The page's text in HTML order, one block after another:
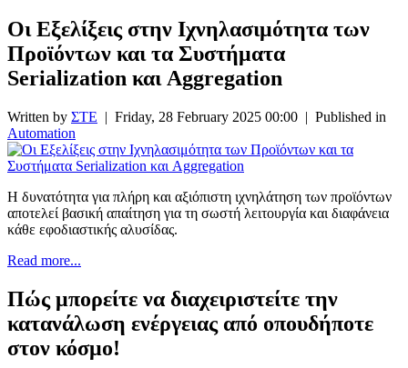
Οι Εξελίξεις στην Ιχνηλασιμότητα των
Προϊόντων και τα Συστήματα
Serialization και Aggregation
Written by ΣΤΕ | Friday, 28 February 2025 00:00 | Published in
Automation
Η δυνατότητα για πλήρη και αξιόπιστη ιχνηλάτηση των προϊόντων
αποτελεί βασική απαίτηση για τη σωστή λειτουργία και διαφάνεια
κάθε εφοδιαστικής αλυσίδας.
Read more...
Πώς μπορείτε να διαχειριστείτε την
κατανάλωση ενέργειας από οπουδήποτε
στον κόσμο!